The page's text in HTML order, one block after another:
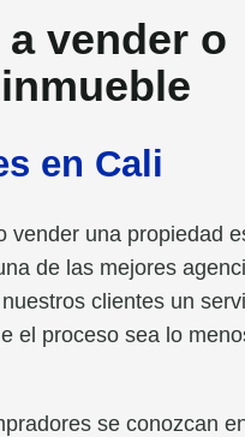
vender o
en Cali
vender una propiedad
de las mejores
clientes un
el proceso sea lo
se conozcan